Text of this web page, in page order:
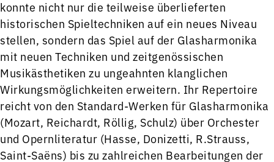
konnte nicht nur die teilweise überlieferten
historischen Spieltechniken auf ein neues Niveau
stellen, sondern das Spiel auf der Glasharmonika
mit neuen Techniken und zeitgenössischen
Musikästhetiken zu ungeahnten klanglichen
Wirkungsmöglichkeiten erweitern. Ihr Repertoire
reicht von den Standard-Werken für Glasharmonika
(Mozart, Reichardt, Röllig, Schulz) über Orchester
und Opernliteratur (Hasse, Donizetti, R.Strauss,
Saint-Saëns) bis zu zahlreichen Bearbeitungen der